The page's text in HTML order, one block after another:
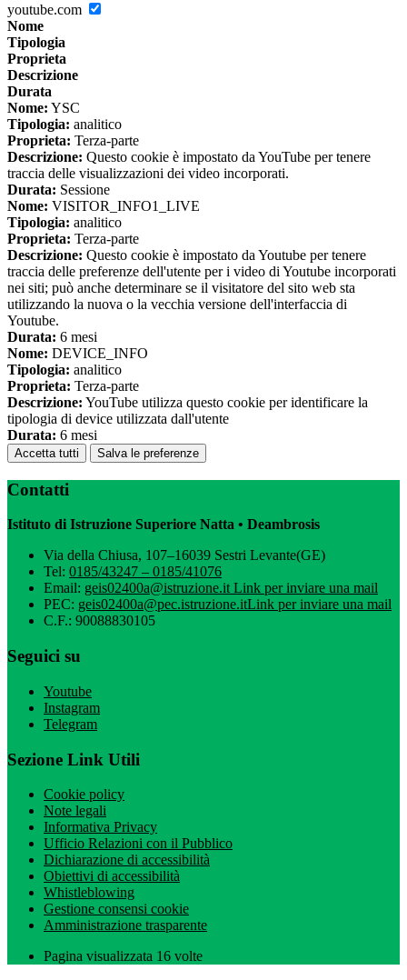
youtube.com
Nome
Tipologia
Proprieta
Descrizione
Durata
Nome: YSC
Tipologia: analitico
Proprieta: Terza-parte
Descrizione: Questo cookie è impostato da YouTube per tenere
traccia delle visualizzazioni dei video incorporati.
Durata: Sessione
Nome: VISITOR_INFO1_LIVE
Tipologia: analitico
Proprieta: Terza-parte
Descrizione: Questo cookie è impostato da Youtube per tenere
traccia delle preferenze dell'utente per i video di Youtube incorporati
nei siti; può anche determinare se il visitatore del sito web sta
utilizzando la nuova o la vecchia versione dell'interfaccia di
Youtube.
Durata: 6 mesi
Nome: DEVICE_INFO
Tipologia: analitico
Proprieta: Terza-parte
Descrizione: YouTube utilizza questo cookie per identificare la
tipologia di device utilizzata dall'utente
Durata: 6 mesi
Accetta tutti Salva le preferenze
Contatti
Istituto di Istruzione Superiore Natta • Deambrosis
Via della Chiusa, 107–16039 Sestri Levante(GE)
Tel: 0185/43247 – 0185/41076
Email: geis02400a@istruzione.itLink per inviare una mail
PEC: geis02400a@pec.istruzione.itLink per inviare una mail
C.F.: 90088830105
Seguici su
Youtube
Instagram
Telegram
Sezione Link Utili
Cookie policy
Note legali
Informativa Privacy
Ufficio Relazioni con il Pubblico
Dichiarazione di accessibilità
Obiettivi di accessibilità
Whistleblowing
Gestione consensi cookie
Amministrazione trasparente
Pagina visualizzata 16 volte